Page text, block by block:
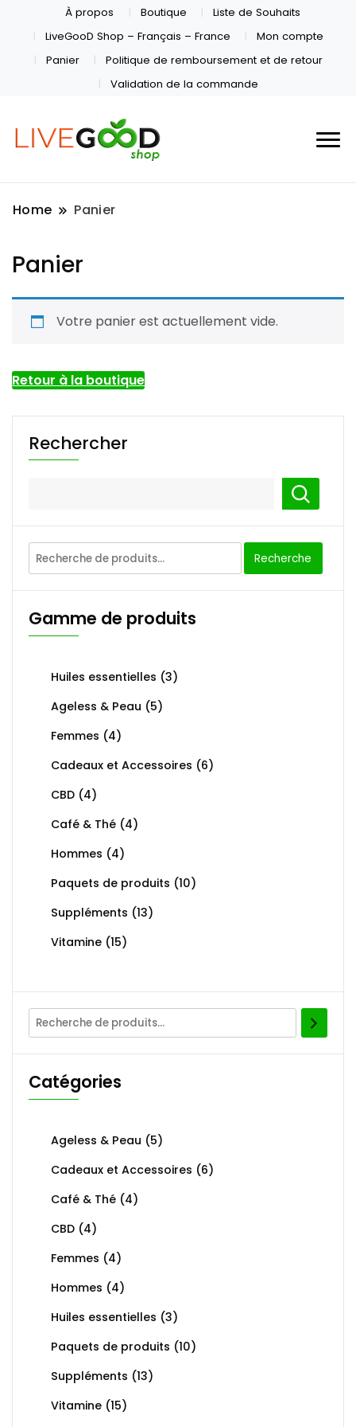
À propos Boutique
Liste de Souhaits
LiveGooD Shop – Français – France
Mon compte
Panier
Politique de remboursement et de retour
Validation de la commande
Home Panier
Panier
Votre panier est actuellement vide.
Retour à la boutique
Rechercher
Recherche
pour :
Recherche
Gamme de produits
Huiles essentielles (3)
Ageless & Peau (5)
Femmes (4)
Cadeaux et Accessoires (6)
CBD (4)
Café & Thé (4)
Hommes (4)
Paquets de produits (10)
Suppléments (13)
Vitamine (15)
Catégories
Ageless & Peau (5)
Cadeaux et Accessoires (6)
Café & Thé (4)
CBD (4)
Femmes (4)
Hommes (4)
Huiles essentielles (3)
Paquets de produits (10)
Suppléments (13)
Vitamine (15)